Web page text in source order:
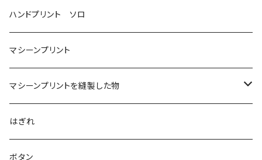
ハンドプリント ソロ
マシーンプリント
マシーンプリントを縫製した物
アロハシャツ
2018
ドレスシャツ
はぎれ
ボタン